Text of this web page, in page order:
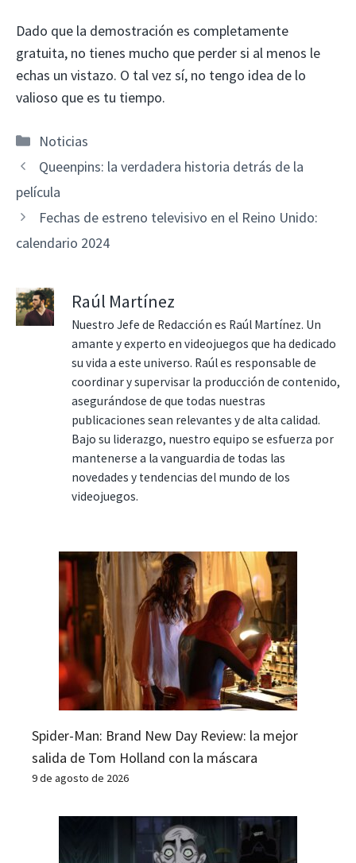
Dado que la demostración es completamente
gratuita, no tienes mucho que perder si al menos le
echas un vistazo. O tal vez sí, no tengo idea de lo
valioso que es tu tiempo.
Categorías
Noticias
Queenpins: la verdadera historia detrás de la
película
Fechas de estreno televisivo en el Reino Unido:
calendario 2024
Raúl Martínez
Nuestro Jefe de Redacción es Raúl Martínez. Un
amante y experto en videojuegos que ha dedicado
su vida a este universo. Raúl es responsable de
coordinar y supervisar la producción de contenido,
asegurándose de que todas nuestras
publicaciones sean relevantes y de alta calidad.
Bajo su liderazgo, nuestro equipo se esfuerza por
mantenerse a la vanguardia de todas las
novedades y tendencias del mundo de los
videojuegos.
Spider-Man: Brand New Day Review: la mejor
salida de Tom Holland con la máscara
9 de agosto de 2026